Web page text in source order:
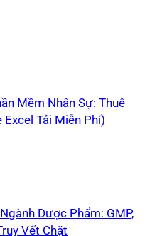
Mềm Nhân Sự: Thuê
Tải Miễn Phí)
Dược Phẩm: GMP,
Vết Chặt